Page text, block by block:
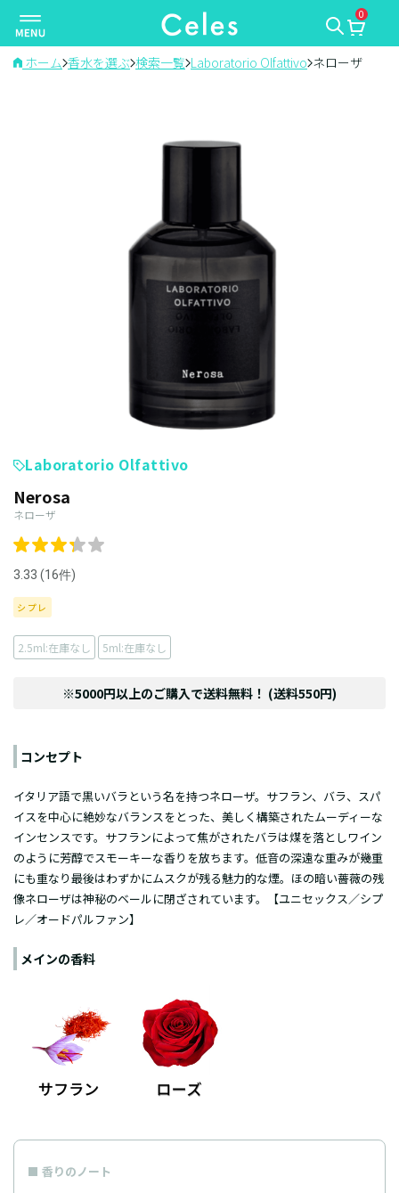
ナ
ビ
ゲ
0
ホーム 香水を選ぶ 検索一覧 Laboratorio Olfattivo ネローザ
Laboratorio Olfattivo
Nerosa
ネローザ
3.33 (16件)
シプレ
2.5ml:在庫なし 5ml:在庫なし
※5000円以上のご購入で送料無料！ (送料550円)
コンセプト
イタリア語で黒いバラという名を持つネローザ。サフラン、バラ、スパ
イスを中心に絶妙なバランスをとった、美しく構築されたムーディーな
インセンスです。サフランによって焦がされたバラは煤を落としワイン
のように芳醇でスモーキーな香りを放ちます。低音の深遠な重みが幾重
にも重なり最後はわずかにムスクが残る魅力的な煙。ほの暗い薔薇の残
像ネローザは神秘のベールに閉ざされています。【ユニセックス／シプ
レ／オードパルファン】
メインの香料
香りのノート